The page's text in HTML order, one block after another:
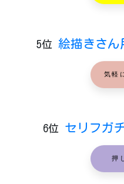
5位 絵描きさん
気軽
6位 セリフガ
押